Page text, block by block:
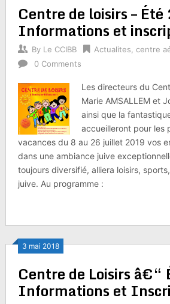
Centre de loisirs –
Informations et
By Le CCIBB Actualites centre
0 Comments
Les directeurs du
Marie AMSALLEM et
ainsi que la
accueilleront pour les
vacances du 8 au 26 juillet 2019 vos
dans une ambiance juive
toujours diversifié, alliera loisirs,
juive. Au programme :
3 mai 2018
Centre de Loisirs
Informations et